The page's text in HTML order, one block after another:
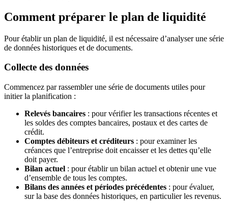
Comment préparer le plan de liquidité
Pour établir un plan de liquidité, il est nécessaire d’analyser une série
de données historiques et de documents.
Collecte des données
Commencez par rassembler une série de documents utiles pour
initier la planification :
Relevés bancaires : pour vérifier les transactions récentes et
les soldes des comptes bancaires, postaux et des cartes de
crédit.
Comptes débiteurs et créditeurs : pour examiner les
créances que l’entreprise doit encaisser et les dettes qu’elle
doit payer.
Bilan actuel : pour établir un bilan actuel et obtenir une vue
d’ensemble de tous les comptes.
Bilans des années et périodes précédentes : pour évaluer,
sur la base des données historiques, en particulier les revenus.